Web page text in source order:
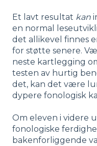
Et lavt resultat kan
en normal
det allikevel finnes
for støtte senere.
neste kartlegging
testen av hurtig
det, kan det være
dypere fonologisk
Om eleven i videre
fonologiske
bakenforliggende